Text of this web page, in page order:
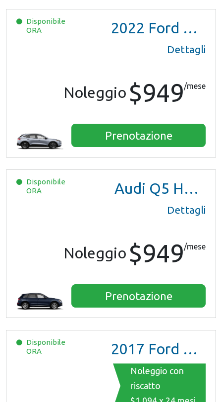
Disponibile
ORA
2022 Ford Escape SE Hybrid
Dettagli
Noleggio $949/mese
Prenotazione
Disponibile
ORA
Audi Q5 Hybrid
Dettagli
Noleggio $949/mese
Prenotazione
Disponibile
ORA
2017 Ford Mustang
Noleggio con
riscatto